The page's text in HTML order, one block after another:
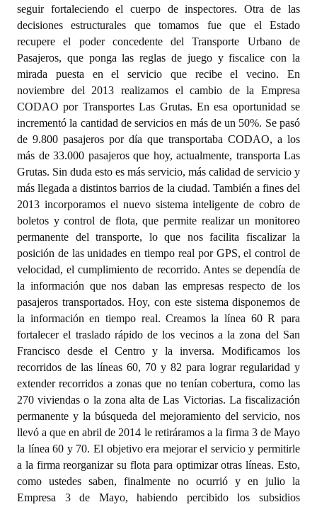
seguir fortaleciendo el cuerpo de inspectores. Otra de las
decisiones estructurales que tomamos fue que el Estado
recupere el poder concedente del Transporte Urbano de
Pasajeros, que ponga las reglas de juego y fiscalice con la
mirada puesta en el servicio que recibe el vecino. En
noviembre del 2013 realizamos el cambio de la Empresa
CODAO por Transportes Las Grutas. En esa oportunidad se
incrementó la cantidad de servicios en más de un 50%. Se pasó
de 9.800 pasajeros por día que transportaba CODAO, a los
más de 33.000 pasajeros que hoy, actualmente, transporta Las
Grutas. Sin duda esto es más servicio, más calidad de servicio y
más llegada a distintos barrios de la ciudad. También a fines del
2013 incorporamos el nuevo sistema inteligente de cobro de
boletos y control de flota, que permite realizar un monitoreo
permanente del transporte, lo que nos facilita fiscalizar la
posición de las unidades en tiempo real por GPS, el control de
velocidad, el cumplimiento de recorrido. Antes se dependía de
la información que nos daban las empresas respecto de los
pasajeros transportados. Hoy, con este sistema disponemos de
la información en tiempo real. Creamos la línea 60 R para
fortalecer el traslado rápido de los vecinos a la zona del San
Francisco desde el Centro y la inversa. Modificamos los
recorridos de las líneas 60, 70 y 82 para lograr regularidad y
extender recorridos a zonas que no tenían cobertura, como las
270 viviendas o la zona alta de Las Victorias. La fiscalización
permanente y la búsqueda del mejoramiento del servicio, nos
llevó a que en abril de 2014 le retiráramos a la firma 3 de Mayo
la línea 60 y 70. El objetivo era mejorar el servicio y permitirle
a la firma reorganizar su flota para optimizar otras líneas. Esto,
como ustedes saben, finalmente no ocurrió y en julio la
Empresa 3 de Mayo, habiendo percibido los subsidios